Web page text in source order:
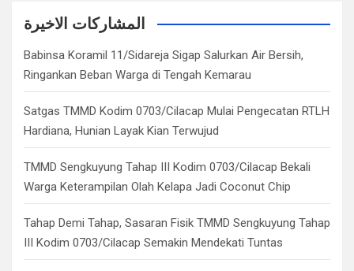
c
المشاركات الاخيرة
Babinsa Koramil 11/Sidareja Sigap Salurkan Air Bersih,
Ringankan Beban Warga di Tengah Kemarau
Satgas TMMD Kodim 0703/Cilacap Mulai Pengecatan RTLH
Hardiana, Hunian Layak Kian Terwujud
TMMD Sengkuyung Tahap III Kodim 0703/Cilacap Bekali
Warga Keterampilan Olah Kelapa Jadi Coconut Chip
Tahap Demi Tahap, Sasaran Fisik TMMD Sengkuyung Tahap
III Kodim 0703/Cilacap Semakin Mendekati Tuntas